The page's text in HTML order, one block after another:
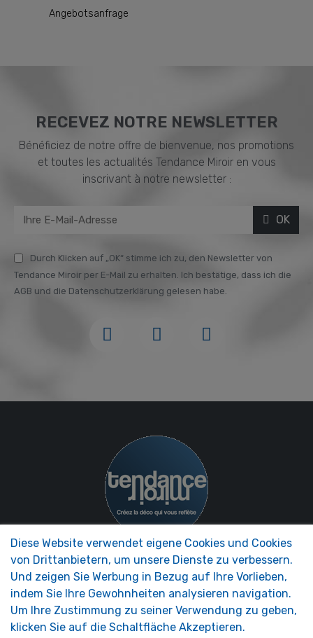
Angebotsanfrage
RECEVEZ NOTRE NEWSLETTER
Bénéficiez de notre offre de bienvenue, nos promotions
et toutes les actualités Tendance Miroir en vous
inscrivant à notre newsletter :
OK
Durch Klicken auf „OK“ stimme ich zu, den Newsletter von
Tendance Miroir per E-Mail zu erhalten. Ich bestätige, dass ich die
AGB und die Datenschutzerklärung gelesen habe.
NOS MIROIRS
Zubehör Spiegel
Wohnmobilspiegel
Sicherheitsspiegel
Dekorative Spiegel
UNTERNEHMEN
Präsentation MIRROR
TRENDS®
FAQ - Foire aux Questions
Diese Website verwendet eigene Cookies und Cookies
von Drittanbietern, um unsere Dienste zu verbessern.
Und zeigen Sie Werbung in Bezug auf Ihre Vorlieben,
indem Sie Ihre Gewohnheiten analysieren navigation.
Um Ihre Zustimmung zu seiner Verwendung zu geben,
klicken Sie auf die Schaltfläche Akzeptieren.